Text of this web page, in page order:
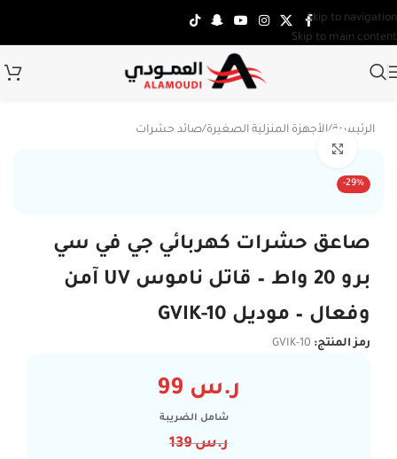
Skip to navigation
Skip to main content
الرئيسية/الأجهزة المنزلية الصغيرة/صائد حشرات
-29%
صاعق حشرات كهربائي جي في سي
برو 20 واط – قاتل ناموس UV آمن
وفعال – موديل GVIK-10
رمز المنتج: GVIK-10
ر.س
شامل الضريبة
ر.س139